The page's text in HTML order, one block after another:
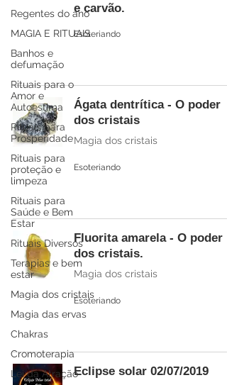
Regentes do ano
MAGIA E RITUAIS
Banhos e
defumação
Rituais para o
Amor e
Autoestima
Rituais para
Prosperidade
Rituais para
proteção e
limpeza
Rituais para
Saúde e Bem
Estar
Rituais Diversos
Terapias e bem
estar
Magia dos cristais
Magia das ervas
Chakras
Cromoterapia
Lei da Atração
e carvão.
Esoteriando
Ágata dentrítica - O poder
dos cristais
Magia dos cristais
Esoteriando
Fluorita amarela - O poder
dos cristais.
Magia dos cristais
Esoteriando
Eclipse solar 02/07/2019